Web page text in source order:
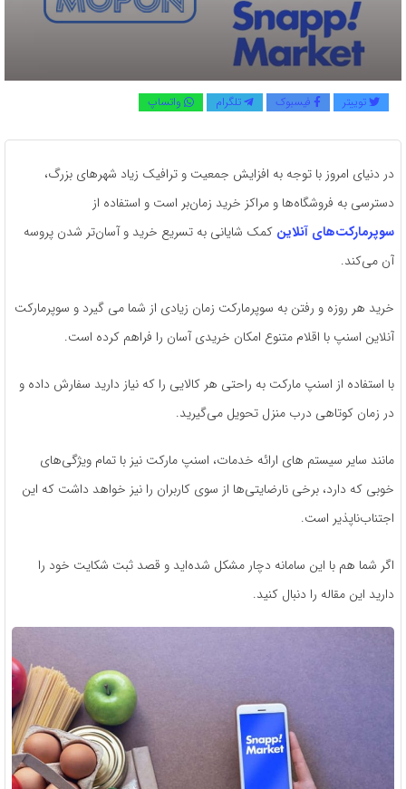
توییتر فیسبوک تلگرام واتساپ
در دنیای امروز با توجه به افزایش جمعیت و ترافیک زیاد شهرهای بزرگ،
دسترسی به فروشگاه‌ها و مراکز خرید زمان‌بر است و استفاده از
سوپرمارکت‌های آنلاین کمک شایانی به تسریع خرید و آسان‌تر شدن پروسه
آن می‌کند.
خرید هر روزه و رفتن به سوپرمارکت زمان زیادی از شما می گیرد و سوپرمارکت
آنلاین اسنپ با اقلام متنوع امکان خریدی آسان را فراهم کرده است.
با استفاده از اسنپ مارکت به راحتی هر کالایی را که نیاز دارید سفارش داده و
در زمان کوتاهی درب منزل تحویل می‌گیرید.
مانند سایر سیستم های ارائه خدمات، اسنپ مارکت نیز با تمام ویژگی‌های
خوبی که دارد، برخی نارضایتی‌ها از سوی کاربران را نیز خواهد داشت که این
اجتناب‌ناپذیر است.
اگر شما هم با این سامانه دچار مشکل شده‌اید و قصد ثبت شکایت خود را
دارید این مقاله را دنبال کنید.